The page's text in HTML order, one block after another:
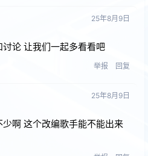
25年8月9日
论 让我们一起多看看吧
举报 回复
25年8月9日
啊 这个改编歌手能不能出来